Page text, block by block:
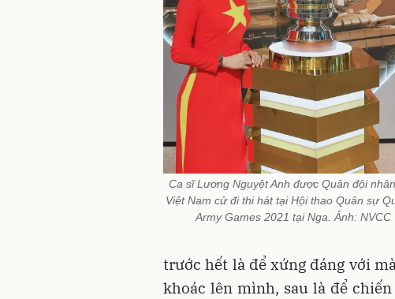
Ca sĩ Lương Nguyệt Anh được Quân đội
Việt Nam cử đi thi hát tại Hội thao Quân sự
Army Games 2021 tại Nga. Ảnh: NVCC
trước hết là để xứng đáng với
khoác lên mình, sau là để